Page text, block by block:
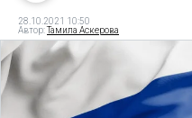
28.10.2021 10:50
Автор:Тамила Аскерова